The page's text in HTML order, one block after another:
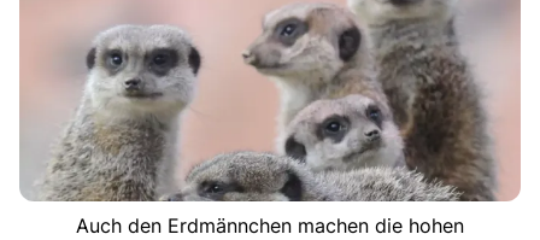
Auch den Erdmännchen machen die hohen